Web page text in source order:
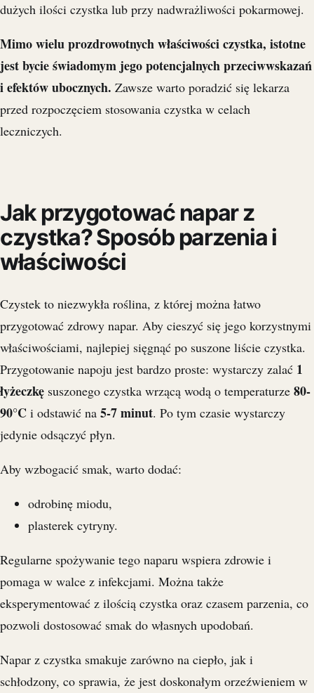
dużych ilości czystka lub przy nadwrażliwości pokarmowej.
Mimo wielu prozdrowotnych właściwości czystka, istotne
jest bycie świadomym jego potencjalnych przeciwwskazań
i efektów ubocznych. Zawsze warto poradzić się lekarza
przed rozpoczęciem stosowania czystka w celach
leczniczych.
Jak przygotować napar z
czystka? Sposób parzenia i
właściwości
Czystek to niezwykła roślina, z której można łatwo
przygotować zdrowy napar. Aby cieszyć się jego korzystnymi
właściwościami, najlepiej sięgnąć po suszone liście czystka.
Przygotowanie napoju jest bardzo proste: wystarczy zalać 1
łyżeczkę suszonego czystka wrzącą wodą o temperaturze 80-
90°C i odstawić na 5-7 minut. Po tym czasie wystarczy
jedynie odsączyć płyn.
Aby wzbogacić smak, warto dodać:
odrobinę miodu,
plasterek cytryny.
Regularne spożywanie tego naparu wspiera zdrowie i
pomaga w walce z infekcjami. Można także
eksperymentować z ilością czystka oraz czasem parzenia, co
pozwoli dostosować smak do własnych upodobań.
Napar z czystka smakuje zarówno na ciepło, jak i
schłodzony, co sprawia, że jest doskonałym orzeźwieniem w